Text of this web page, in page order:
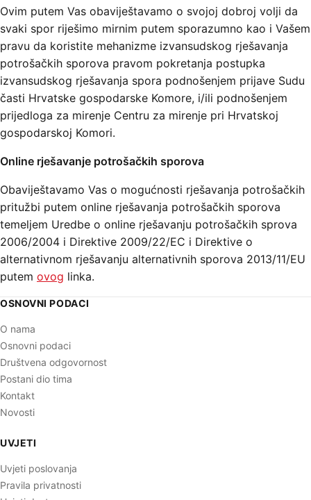
Ovim putem Vas obaviještavamo o svojoj dobroj volji da
svaki spor riješimo mirnim putem sporazumno kao i Vašem
pravu da koristite mehanizme izvansudskog rješavanja
potrošačkih sporova pravom pokretanja postupka
izvansudskog rješavanja spora podnošenjem prijave Sudu
časti Hrvatske gospodarske Komore, i/ili podnošenjem
prijedloga za mirenje Centru za mirenje pri Hrvatskoj
gospodarskoj Komori.
Online rješavanje potrošačkih sporova
Obaviještavamo Vas o mogućnosti rješavanja potrošačkih
pritužbi putem online rješavanja potrošačkih sporova
temeljem Uredbe o online rješavanju potrošačkih sprova
2006/2004 i Direktive 2009/22/EC i Direktive o
alternativnom rješavanju alternativnih sporova 2013/11/EU
putem ovog linka.
OSNOVNI PODACI
O nama
Osnovni podaci
Društvena odgovornost
Postani dio tima
Kontakt
Novosti
UVJETI
Uvjeti poslovanja
Pravila privatnosti